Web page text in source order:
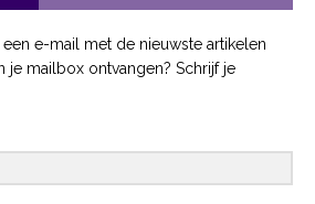
e-mail met de nieuwste artikelen
je mailbox ontvangen? Schrijf je